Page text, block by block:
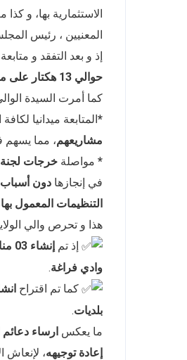
الاستثمارية بها، و
المعنيين ، رئيس
إذ و بعد التفقد و
حوالي 13 هكتار على مستوى المنطقتين.
كما أمرت السيدة
*المتابعة ميدانيا
مشاريعهم، مما
* مواصلة خرجات لجنة
في إنجازها دون
التنظيمات المعمول بها
هذا و تحرص والي
إذ تم إنشاء 03 مناطق صغيرة بمساحة 03 هكتار مجزئة إلى 56قطعة بكل من بلديات وادي الزناتي
وادي فراغة.
كما تم اقتراح
بلديات.
ما يعكس ارساء دعائم
إعادة توجيهه، لإنعاش